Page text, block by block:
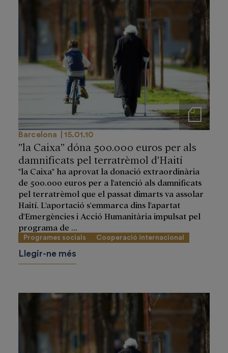
Notas de prensa
Barcelona 15.01.10
”la Caixa” dóna 500.000 euros per als
damnificats pel terratrèmol d’Haití
"la Caixa" ha aprovat la donació extraordinària
de 500.000 euros per a l'atenció als damnificats
pel terratrèmol que el passat dimarts va assolar
Haití. L'aportació s'emmarca dins l'apartat
d'Emergències i Acció Humanitària impulsat pel
programa de ...
Programes socials Cooperació internacional
Llegir-ne més